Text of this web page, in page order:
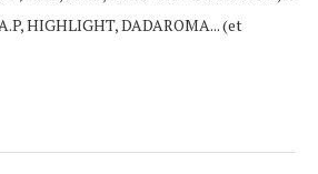
HIGHLIGHT, DADAROMA... (et